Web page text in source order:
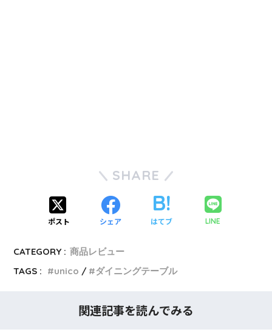
SHARE
ポスト シェア はてブ LINE
CATEGORY : 商品レビュー
TAGS :
unico ダイニングテーブル
関連記事を読んでみる